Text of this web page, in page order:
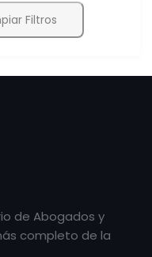
Filtros
de Abogados y
completo de la